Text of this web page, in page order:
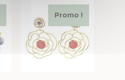
Promo !